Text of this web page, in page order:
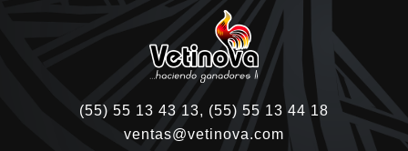
(55) 55 13 43 13, (55) 55 13 44 18
ventas@vetinova.com